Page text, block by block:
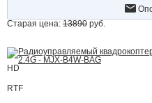
Старая цена: 13890 руб.
HD
RTF